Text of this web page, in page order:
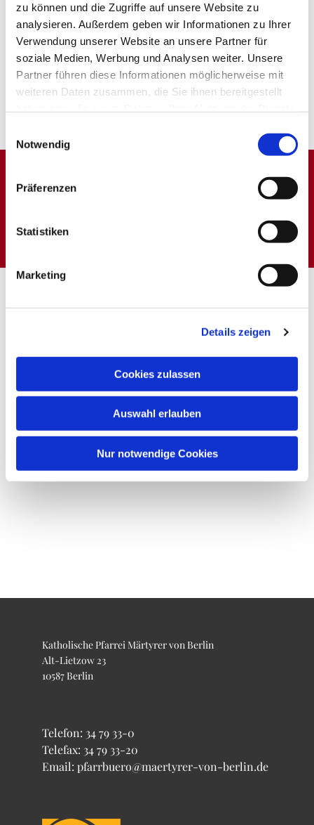
zu können und die Zugriffe auf unsere Website zu
analysieren. Außerdem geben wir Informationen zu Ihrer
Verwendung unserer Website an unsere Partner für
soziale Medien, Werbung und Analysen weiter. Unsere
Partner führen diese Informationen möglicherweise mit
weiteren Daten zusammen, die Sie ihnen bereitgestellt
Notwendig
Präferenzen
Statistiken
Marketing
Details zeigen
Cookies zulassen
Auswahl erlauben
Nur notwendige Cookies
Dies könnte Sie auch
Katholische Pfarrei Märtyrer von Berlin
Alt-Lietzow 23
10587 Berlin
Telefon: 34 79 33-0
Telefax: 34 79 33-20
Email: pfarrbuero@maertyrer-von-berlin.de